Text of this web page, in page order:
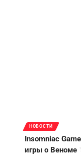
НОВОСТИ
Insomniac
игры о Веноме